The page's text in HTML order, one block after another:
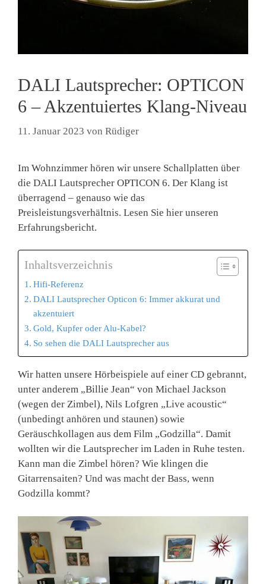
DALI Lautsprecher: OPTICON
6 – Akzentuiertes Klang-Niveau
11. Januar 2023 von Rüdiger
Im Wohnzimmer hören wir unsere Schallplatten über
die DALI Lautsprecher OPTICON 6. Der Klang ist
überragend – genauso wie das
Preisleistungsverhältnis. Lesen Sie hier unseren
Erfahrungsbericht.
Inhaltsverzeichnis
Hifi-Referenz
DALI Lautsprecher Opticon 6: Immer akkurat und
akzentuiert
Gold, Kupfer oder Alu-Kabel?
So sehen die DALI Lautsprecher aus
Wir hatten unsere Hörbeispiele auf einer CD gebrannt,
unter anderem „Billie Jean“ von Michael Jackson
(wegen der Zimbel), Nils Lofgren „Live acoustic“
(unbedingt anhören und staunen) sowie
Geräuschkollagen aus dem Film „Godzilla“. Damit
wollten wir die Lautsprecher im Laden in Ruhe testen.
Kann man die Zimbel hören? Wie klingen die
Gitarrensaiten? Und was macht der Bass, wenn
Godzilla kommt?